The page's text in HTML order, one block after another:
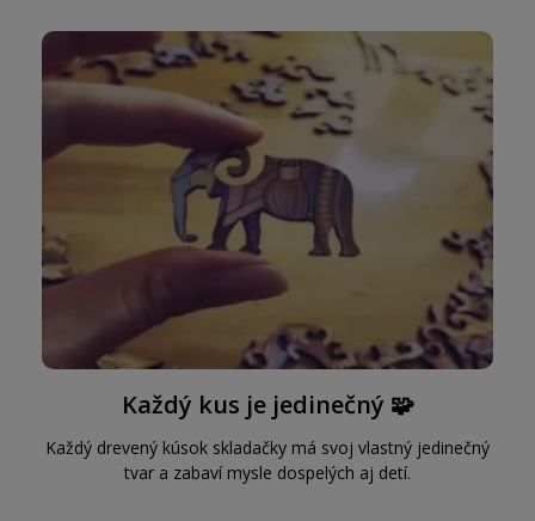
Každý kus je jedinečný 🧩
Každý drevený kúsok skladačky má svoj vlastný jedinečný
tvar a zabaví mysle dospelých aj detí.